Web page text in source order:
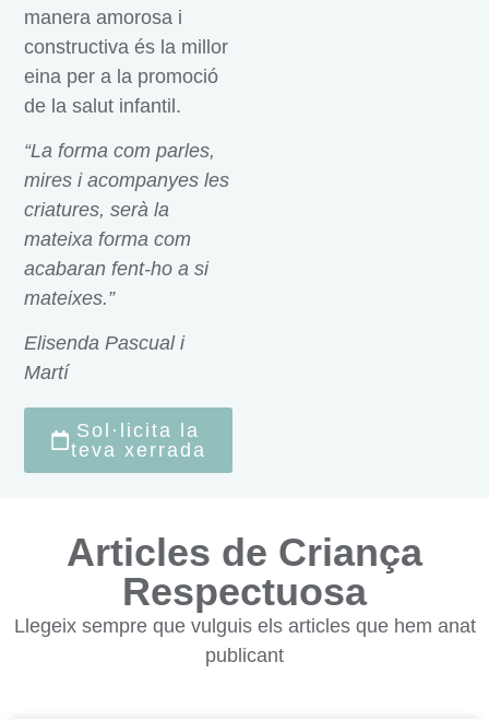
manera amorosa i
constructiva és la millor
eina per a la promoció
de la salut infantil.
“La forma com parles,
mires i acompanyes les
criatures, serà la
mateixa forma com
acabaran fent-ho a si
mateixes.”
Elisenda Pascual i
Martí
Sol·licita la
teva xerrada
Articles de Criança
Respectuosa
Llegeix sempre que vulguis els articles que hem anat
publicant